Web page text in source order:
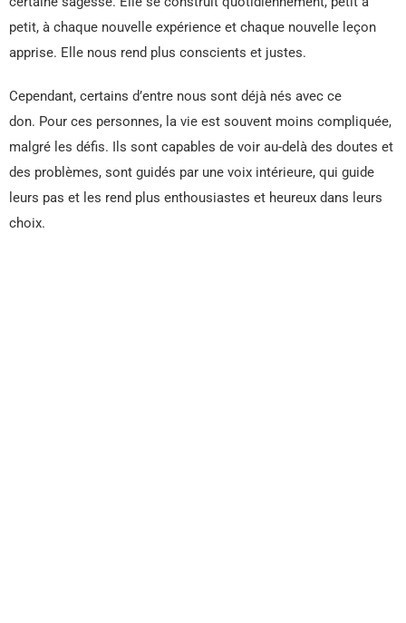
petit, à chaque nouvelle expérience et chaque nouvelle leçon
apprise. Elle nous rend plus conscients et justes.
Cependant, certains d’entre nous sont déjà nés avec ce
don. Pour ces personnes, la vie est souvent moins compliquée,
malgré les défis. Ils sont capables de voir au-delà des doutes et
des problèmes, sont guidés par une voix intérieure, qui guide
leurs pas et les rend plus enthousiastes et heureux dans leurs
choix.